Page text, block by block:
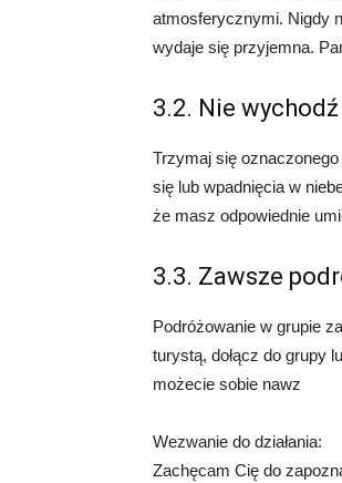
atmosferycznymi. Nigdy
wydaje się przyjemna.
3.2. Nie
Trzymaj się
się lub wpadnięcia w
że masz odpowiednie
3.3. Zawsze
Podróżowanie w grupie
turystą, dołącz do grupy
możecie sobie nawz
Wezwanie do działania:
Zachęcam Cię do